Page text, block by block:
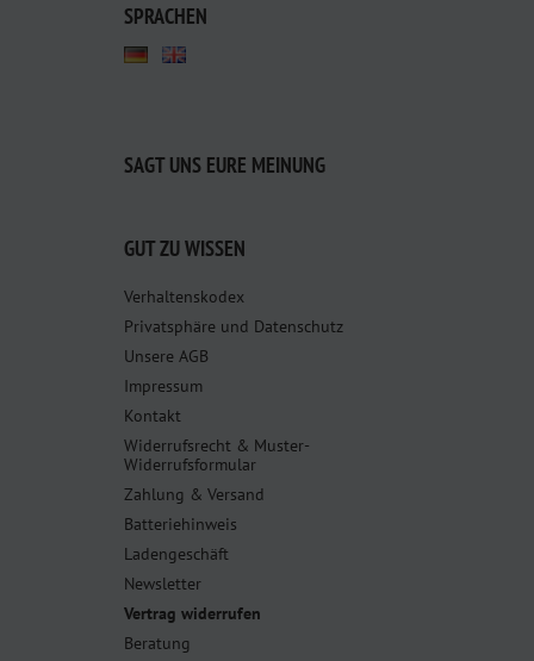
SPRACHEN
SAGT UNS EURE MEINUNG
GUT ZU WISSEN
Verhaltenskodex
Privatsphäre und Datenschutz
Unsere AGB
Impressum
Kontakt
Widerrufsrecht & Muster-
Widerrufsformular
Zahlung & Versand
Batteriehinweis
Ladengeschäft
Newsletter
Vertrag widerrufen
Beratung